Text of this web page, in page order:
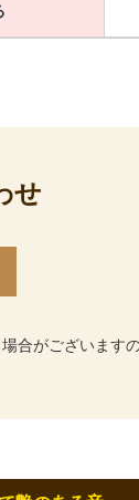
せ
合がございます